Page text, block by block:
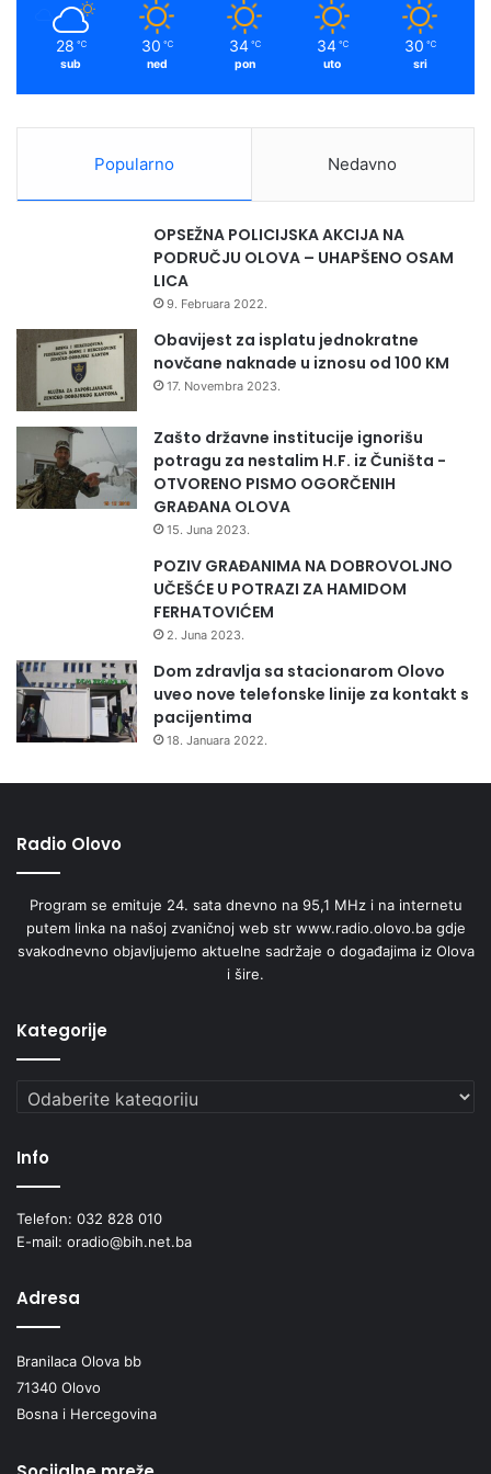
28 ℃
sub
30 ℃
ned
34 ℃
pon
34 ℃
uto
30 ℃
sri
Popularno Nedavno
OPSEŽNA POLICIJSKA AKCIJA NA
PODRUČJU OLOVA – UHAPŠENO OSAM
LICA
9. Februara 2022.
Obavijest za isplatu jednokratne
novčane naknade u iznosu od 100 KM
17. Novembra 2023.
Zašto državne institucije ignorišu
potragu za nestalim H.F. iz Čuništa -
OTVORENO PISMO OGORČENIH
GRAĐANA OLOVA
15. Juna 2023.
POZIV GRAĐANIMA NA DOBROVOLJNO
UČEŠĆE U POTRAZI ZA HAMIDOM
FERHATOVIĆEM
2. Juna 2023.
Dom zdravlja sa stacionarom Olovo
uveo nove telefonske linije za kontakt s
pacijentima
18. Januara 2022.
Radio Olovo
Program se emituje 24. sata dnevno na 95,1 MHz i na internetu
putem linka na našoj zvaničnoj web str www.radio.olovo.ba gdje
svakodnevno objavljujemo aktuelne sadržaje o događajima iz Olova
i šire.
Kategorije
Kategorije
Info
Telefon: 032 828 010
E-mail: oradio@bih.net.ba
Adresa
Branilaca Olova bb
71340 Olovo
Bosna i Hercegovina